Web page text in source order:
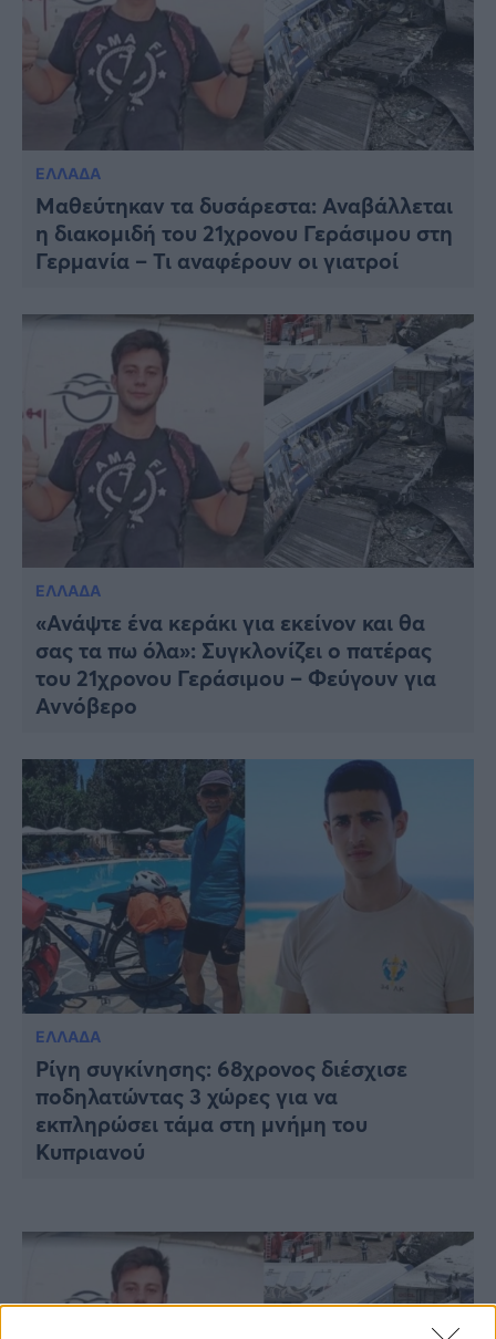
ΕΛΛΑΔΑ
Μαθεύτηκαν τα δυσάρεστα: Αναβάλλεται
η διακομιδή του 21χρονου Γεράσιμου στη
Γερμανία – Τι αναφέρουν οι γιατροί
ΕΛΛΑΔΑ
«Ανάψτε ένα κεράκι για εκείνον και θα
σας τα πω όλα»: Συγκλονίζει ο πατέρας
του 21χρονου Γεράσιμου – Φεύγουν για
Αννόβερο
ΕΛΛΑΔΑ
Ρίγη συγκίνησης: 68χρονος διέσχισε
ποδηλατώντας 3 χώρες για να
εκπληρώσει τάμα στη μνήμη του
Κυπριανού